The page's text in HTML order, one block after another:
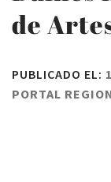
de
PUBLICADO EL:
PORTAL